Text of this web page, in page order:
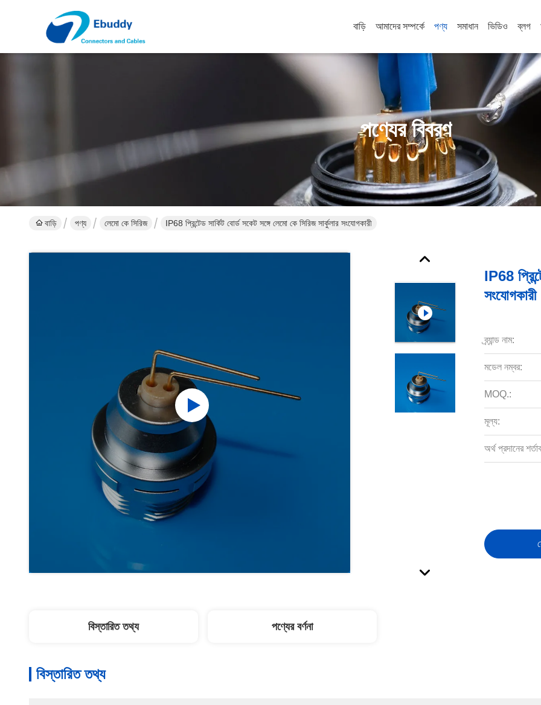
বাড়ি আমাদের সম্পর্কে পণ্য সমাধান ভিডিও ব্লগ
পণ্যের বিবরণ
বাড়ি পণ্য লেমো কে সিরিজ IP68 প্রিন্টেড সার্কিট বোর্ড সকেট সঙ্গে লেমো কে সিরিজ সার্কুলার সংযোগকারী
IP68
সংযোগকারী
ব্র্যান্ড নাম:
মডেল নম্বর:
MOQ.:
মূল্য:
অর্থ প্রদানের
বিস্তারিত তথ্য পণ্যের বর্ণনা
বিস্তারিত তথ্য